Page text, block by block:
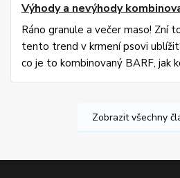
Výhody a nevýhody
Ráno granule a večer maso! Zní
tento trend v krmení psovi
co je to kombinovaný BARF, jak
Zobrazit všechny